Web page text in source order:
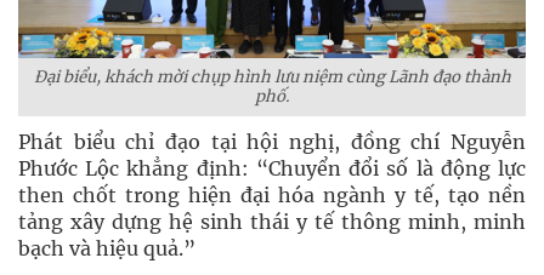
Đại biểu, khách mời chụp hình lưu niệm cùng Lãnh đạo thành
phố.
Phát biểu chỉ đạo tại hội nghị, đồng chí Nguyễn
Phước Lộc khẳng định: “Chuyển đổi số là động lực
then chốt trong hiện đại hóa ngành y tế, tạo nền
tảng xây dựng hệ sinh thái y tế thông minh, minh
bạch và hiệu quả.”